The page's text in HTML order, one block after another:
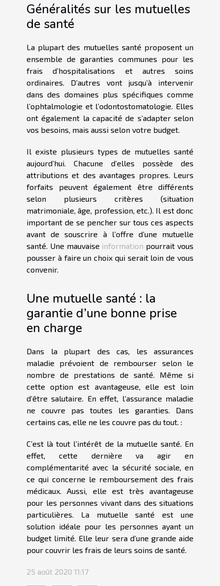
Généralités sur les mutuelles
de santé
La plupart des mutuelles santé proposent un
ensemble de garanties communes pour les
frais d’hospitalisations et autres soins
ordinaires. D’autres vont jusqu’à intervenir
dans des domaines plus spécifiques comme
l’ophtalmologie et l’odontostomatologie. Elles
ont également la capacité de s’adapter selon
vos besoins, mais aussi selon votre budget.
Il existe plusieurs types de mutuelles santé
aujourd’hui. Chacune d’elles possède des
attributions et des avantages propres. Leurs
forfaits peuvent également être différents
selon plusieurs critères (situation
matrimoniale, âge, profession, etc.). Il est donc
important de se pencher sur tous ces aspects
avant de souscrire à l’offre d’une mutuelle
santé. Une mauvaise information pourrait vous
pousser à faire un choix qui serait loin de vous
convenir.
Une mutuelle santé : la
garantie d’une bonne prise
en charge
Dans la plupart des cas, les assurances
maladie prévoient de rembourser selon le
nombre de prestations de santé. Même si
cette option est avantageuse, elle est loin
d’être salutaire. En effet, l’assurance maladie
ne couvre pas toutes les garanties. Dans
certains cas, elle ne les couvre pas du tout. :
C’est là tout l’intérêt de la mutuelle santé. En
effet, cette dernière va agir en
complémentarité avec la sécurité sociale, en
ce qui concerne le remboursement des frais
médicaux. Aussi, elle est très avantageuse
pour les personnes vivant dans des situations
particulières. La mutuelle santé est une
solution idéale pour les personnes ayant un
budget limité. Elle leur sera d’une grande aide
pour couvrir les frais de leurs soins de santé.
25 août 2020 11:17